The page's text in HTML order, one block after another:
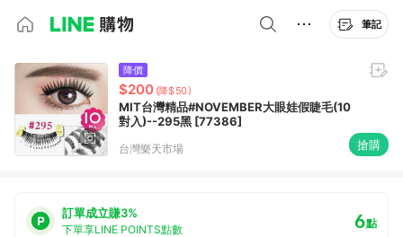
筆記
降價
$200 (降$50)
MIT台灣精品#NOVEMBER大眼娃假睫毛(10
對入)--295黑 [77386]
台灣樂天市場 搶購
訂單成立賺3%
下單享LINE POINTS點數 6點